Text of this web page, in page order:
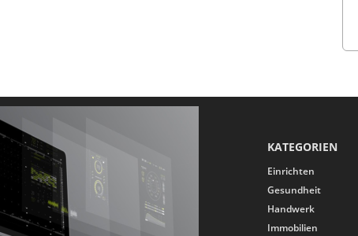
KATEGORIEN
Einrichten
Gesundheit
Handwerk
Immobilien